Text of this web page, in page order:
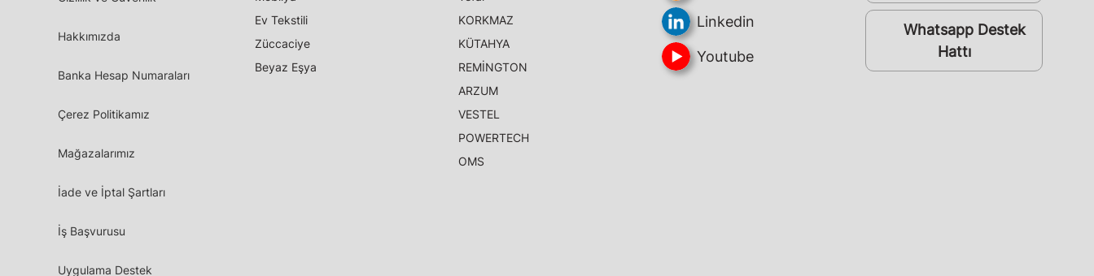
Hakkımızda
Banka Hesap Numaraları
Çerez Politikamız
Mağazalarımız
İade ve İptal Şartları
İş Başvurusu
Uygulama Destek
Ev Tekstili
Züccaciye
Beyaz Eşya
KORKMAZ
KÜTAHYA
REMİNGTON
ARZUM
VESTEL
POWERTECH
OMS
Linkedin
Youtube
whatsappWhatsapp Destek
Hattı